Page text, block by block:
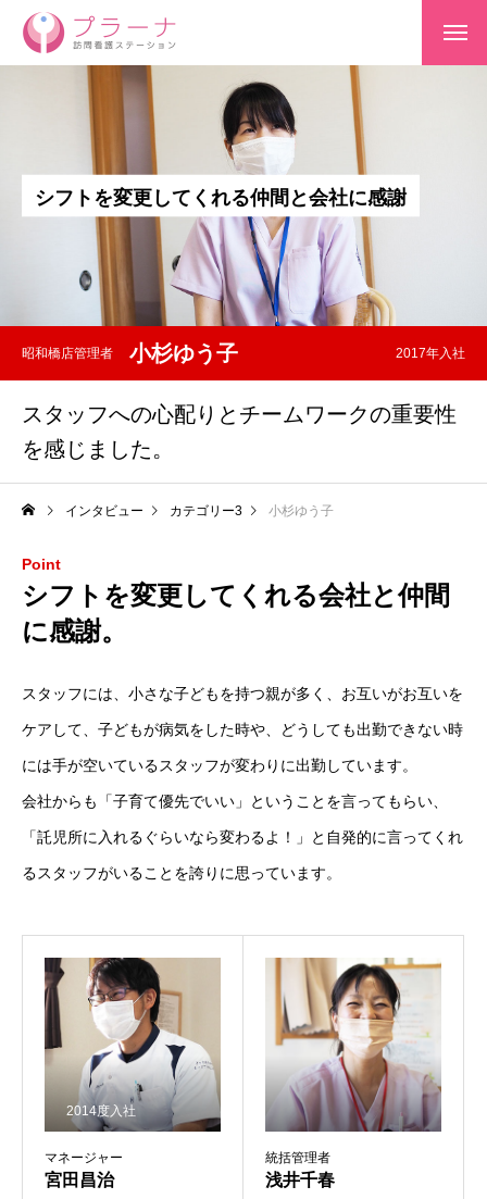
ホーム
シフ ト を変更 して く れる仲間 と会社に感謝
昭和橋店管理者 小杉ゆう子 2017年入社
スタッフへの心配りとチームワークの重要性
を感じました。
インタビュー カテゴリー3 小杉ゆう子
Point
シフトを変更してくれる会社と仲間
に感謝。
スタッフには、小さな子どもを持つ親が多く、お互いがお互いを
ケアして、子どもが病気をした時や、どうしても出勤できない時
には手が空いているスタッフが変わりに出勤しています。
会社からも「子育て優先でいい」ということを言ってもらい、
「託児所に入れるぐらいなら変わるよ！」と自発的に言ってくれ
るスタッフがいることを誇りに思っています。
マネージャー
宮田昌治
2014度入社
統括管理者
浅井千春